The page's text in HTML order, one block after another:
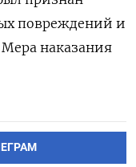
повреждений и
наказания